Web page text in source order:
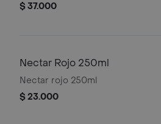
$ 37.000
Nectar Rojo 250ml
Nectar rojo 250ml
$ 23.000